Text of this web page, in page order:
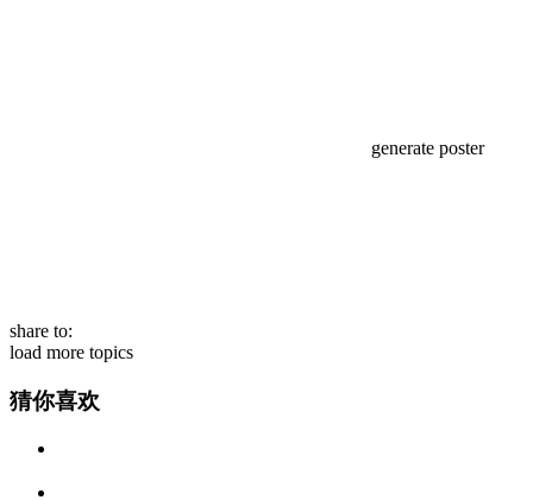
generate poster
share to:
load more topics
猜你喜欢